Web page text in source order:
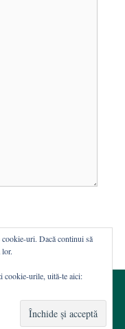
Casa de WEB
uri. Dacă continui să
cookie-urile, uită-te aici: